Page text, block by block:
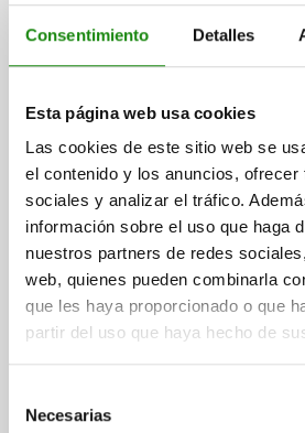
Consentimiento Detalles
Esta página web usa cookies
Las cookies de este sitio web se
el contenido y los anuncios, ofrecer
sociales y analizar el tráfico.
información sobre el uso que haga
nuestros partners de redes
web, quienes pueden combinarla
que les haya proporcionado o que
partir del uso que haya hecho de
Necesarias
PASADOR DE BLOQUEO CON
M10X1, SW1=10, FORMA:C, CON
CONTRATUERCA, ACERO
NATURAL,
RAL7021
LONGITUD DE EMPUÑADURA=26,3
COLOR DEL COMPONENTE=GRIS
DIÁMETRO DE PERNO DE SUJECIÓ=6
D2=10
L3=15 B=10,9 B1=4,9
SW1=10
FUERZA DEL MUELLE INICIAL F1
FUERZA DEL MUELLE FINAL F2 APROX. N=14
$468.06